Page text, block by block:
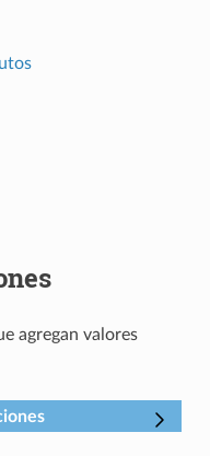
agregan valores